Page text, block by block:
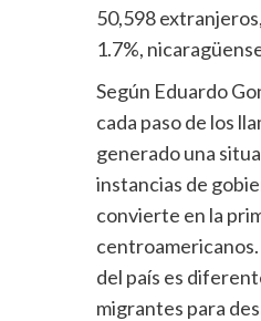
50,598
1.7%,
Según Eduardo
cada paso de los
generado una
instancias de
convierte en la
del país es
migrantes para